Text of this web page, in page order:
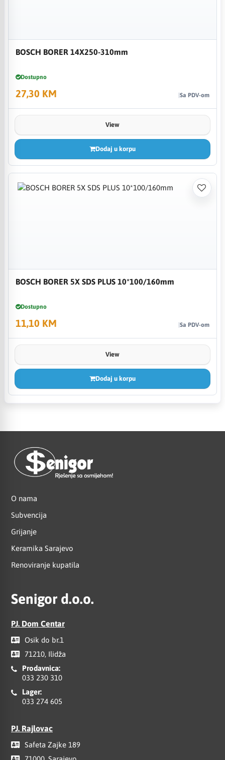
BOSCH BORER 14X250-310mm
Dostupno
27,30 KM Sa PDV-om
View
Dodaj u korpu
BOSCH BORER 5X SDS PLUS 10*100/160mm
Dostupno
11,10 KM Sa PDV-om
View
Dodaj u korpu
O nama
Subvencija
Grijanje
Keramika Sarajevo
Renoviranje kupatila
Senigor d.o.o.
PJ. Dom Centar
Osik do br.1
71210, Ilidža
Prodavnica:
033 230 310
Lager:
033 274 605
PJ. Rajlovac
Safeta Zajke 189